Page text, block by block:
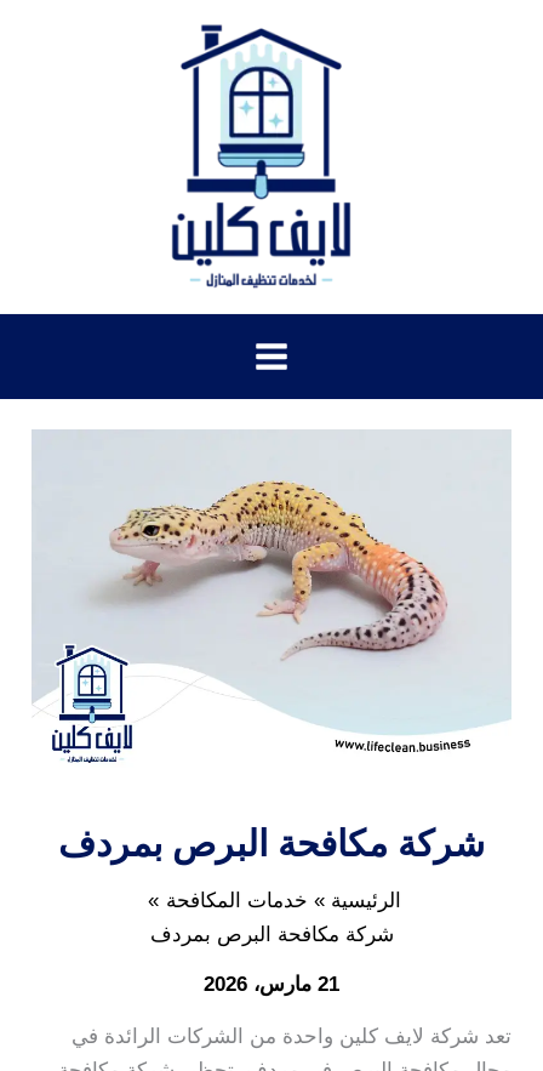
شركة مكافحة البرص بمردف
الرئيسية
خدمات المكافحة
شركة مكافحة البرص بمردف
21 مارس، 2026
تعد شركة لايف كلين واحدة من الشركات الرائدة في